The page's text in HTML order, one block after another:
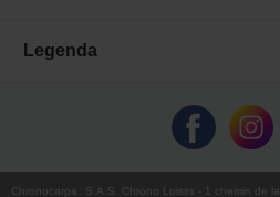
Legenda
Chronocarpa : S.A.S. Chrono Loisirs - 1 chemin de